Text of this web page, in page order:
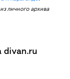
личного архива
divan.ru